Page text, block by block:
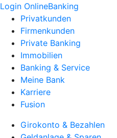
Login OnlineBanking
Privatkunden
Firmenkunden
Private Banking
Immobilien
Banking & Service
Meine Bank
Karriere
Fusion
Girokonto & Bezahlen